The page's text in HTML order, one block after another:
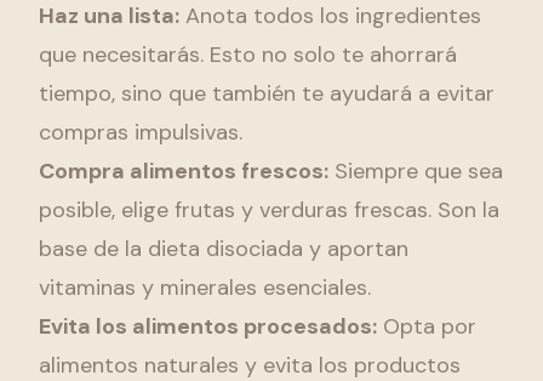
Haz una lista: Anota todos los ingredientes
que necesitarás. Esto no solo te ahorrará
tiempo, sino que también te ayudará a evitar
compras impulsivas.
Compra alimentos frescos: Siempre que sea
posible, elige frutas y verduras frescas. Son la
base de la dieta disociada y aportan
vitaminas y minerales esenciales.
Evita los alimentos procesados: Opta por
alimentos naturales y evita los productos